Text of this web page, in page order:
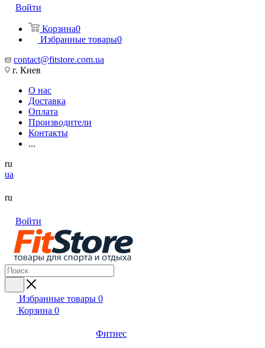
Войти
Корзина0
Избранные товары0
contact@fitstore.com.ua
г. Киев
О нас
Доставка
Оплата
Производители
Контакты
...
ru
ua
ru
Войти
Избранные товары 0
Корзина 0
Фитнес